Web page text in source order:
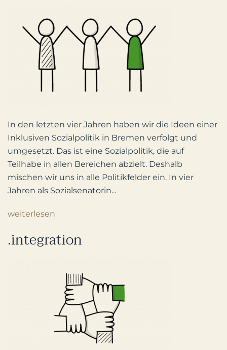
In den letzten vier Jahren haben wir die Ideen einer
Inklusiven Sozialpolitik in Bremen verfolgt und
umgesetzt. Das ist eine Sozialpolitik, die auf
Teilhabe in allen Bereichen abzielt. Deshalb
mischen wir uns in alle Politikfelder ein. In vier
Jahren als Sozialsenatorin...
weiterlesen
.integration